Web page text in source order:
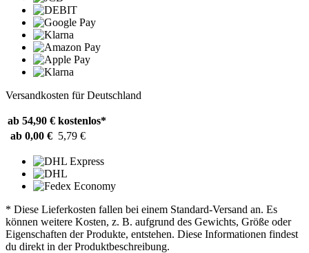
Versandkosten für Deutschland
ab 54,90 € kostenlos*
ab 0,00 € 5,79 €
* Diese Lieferkosten fallen bei einem Standard-Versand an. Es
können weitere Kosten, z. B. aufgrund des Gewichts, Größe oder
Eigenschaften der Produkte, entstehen. Diese Informationen findest
du direkt in der Produktbeschreibung.